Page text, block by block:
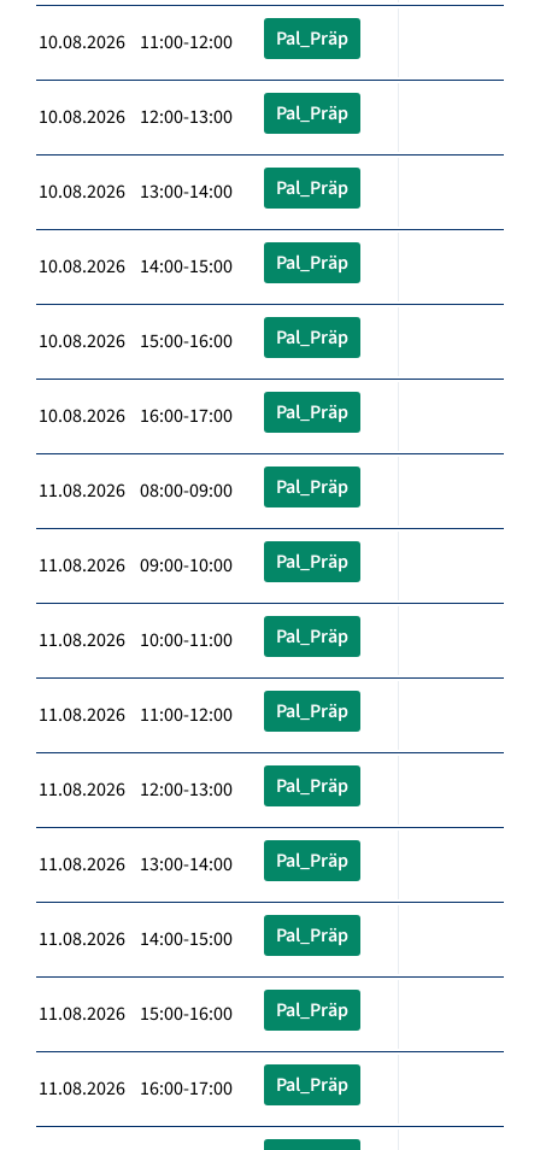
10.08.2026 11:00-12:00 Pal_Präp
10.08.2026 12:00-13:00 Pal_Präp
10.08.2026 13:00-14:00 Pal_Präp
10.08.2026 14:00-15:00 Pal_Präp
10.08.2026 15:00-16:00 Pal_Präp
10.08.2026 16:00-17:00 Pal_Präp
11.08.2026 08:00-09:00 Pal_Präp
11.08.2026 09:00-10:00 Pal_Präp
11.08.2026 10:00-11:00 Pal_Präp
11.08.2026 11:00-12:00 Pal_Präp
11.08.2026 12:00-13:00 Pal_Präp
11.08.2026 13:00-14:00 Pal_Präp
11.08.2026 14:00-15:00 Pal_Präp
11.08.2026 15:00-16:00 Pal_Präp
11.08.2026 16:00-17:00 Pal_Präp